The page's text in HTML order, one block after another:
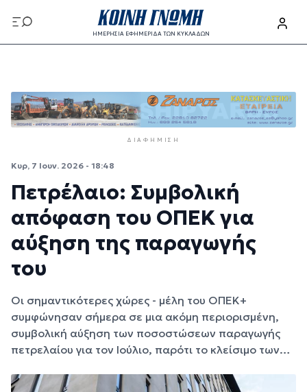
Παράκαμψη προς το κυρίως περιεχόμενο
ΗΜΕΡΗΣΙΑ ΕΦΗΜΕΡΙΔΑ ΤΩΝ ΚΥΚΛΑΔΩΝ
ΔΙΑΦΉΜΙΣΗ
Κυρ, 7 Ιουν. 2026 - 18:48
Πετρέλαιο: Συμβολική
απόφαση του ΟΠΕΚ για
αύξηση της παραγωγής
του
Οι σημαντικότερες χώρες - μέλη του ΟΠΕΚ+
συμφώνησαν σήμερα σε μια ακόμη περιορισμένη,
συμβολική αύξηση των ποσοστώσεων παραγωγής
πετρελαίου για τον Ιούλιο, παρότι το κλείσιμο των…